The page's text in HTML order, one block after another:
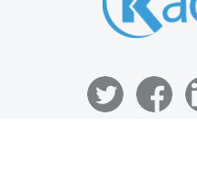
私たち
お客様のビジネスの成功と